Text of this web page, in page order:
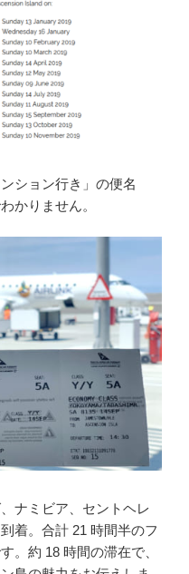
ション行き」の便名
かりません。
ナミビア、セントヘレ
着。合計 21 時間半のフ
。約 18 時間の滞在で、